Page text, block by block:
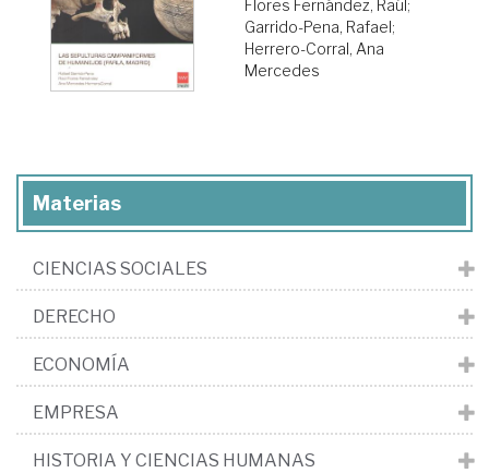
Flores Fernández, Raúl ;
Garrido-Pena, Rafael;
Herrero-Corral, Ana
Mercedes
Materias
CIENCIAS SOCIALES
DERECHO
ECONOMÍA
EMPRESA
HISTORIA Y CIENCIAS HUMANAS